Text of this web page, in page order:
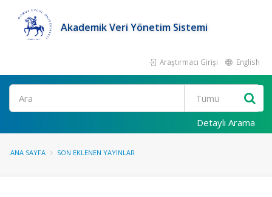
Akademik Veri Yönetim Sistemi
Araştırmacı Girişi English
Ara
Detaylı Arama
ANA SAYFA SON EKLENEN YAYINLAR